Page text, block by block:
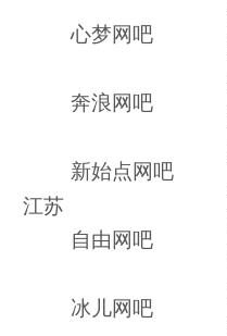
心梦网吧
江苏
奔浪网吧
新始点网吧
自由网吧
冰儿网吧